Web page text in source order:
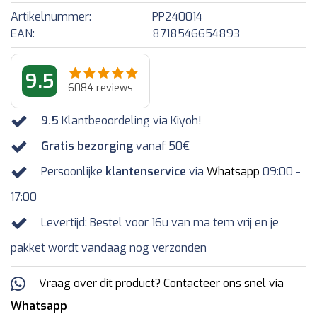
Artikelnummer:
PP240014
EAN:
8718546654893
9.5 6084 reviews
9.5 Klantbeoordeling via Kiyoh!
Gratis bezorgingvanaf 50€
Persoonlijke klantenservice via Whatsapp 09:00 -
17:00
Levertijd: Bestel voor 16u van ma tem vrij en je
pakket wordt vandaag nog verzonden
Vraag over dit product? Contacteer ons snel via
Whatsapp